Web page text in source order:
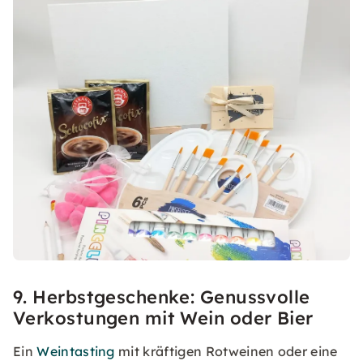
9. Herbstgeschenke: Genussvolle
Verkostungen mit Wein oder Bier
EinWeintasting mit kräftigen Rotweinen oder eine